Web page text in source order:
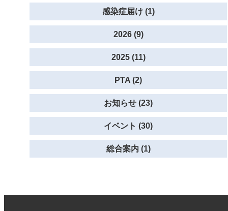
感染症届け (1)
2026 (9)
2025 (11)
PTA (2)
お知らせ (23)
イベント (30)
総合案内 (1)